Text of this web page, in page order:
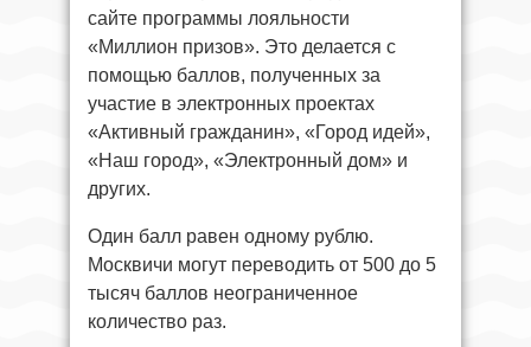
сайте программы лояльности
«Миллион призов». Это делается с
помощью баллов, полученных за
участие в электронных проектах
«Активный гражданин», «Город идей»,
«Наш город», «Электронный дом» и
других.
Один балл равен одному рублю.
Москвичи могут переводить от 500 до 5
тысяч баллов неограниченное
количество раз.